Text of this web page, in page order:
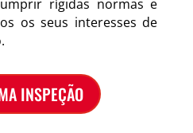
rígidas normas e
os seus interesses de
INSPEÇÃO